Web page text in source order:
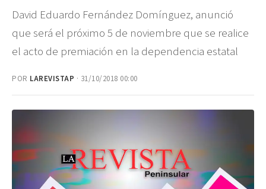
David Eduardo Fernández Domínguez, anunció
que será el próximo 5 de noviembre que se realice
el acto de premiación en la dependencia estatal
POR LAREVISTAP · 31/10/2018 00:00